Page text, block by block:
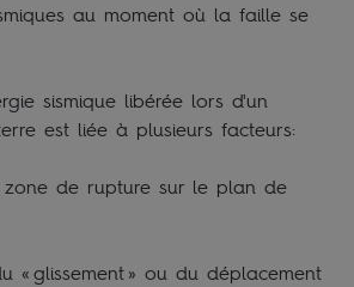
au moment où la faille se
sismique libérée lors d'un
est liée à plusieurs facteurs:
de rupture sur le plan de
« glissement » ou du déplacement